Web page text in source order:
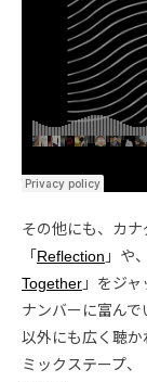
その他にも、カナ
「 Reflection 」や
Together 」をジャ
ナンバーに富ん
以外にも広く聴か
ミックステープ、